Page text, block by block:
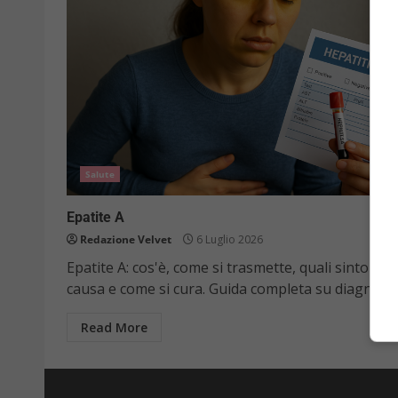
Salute
Epatite A
Redazione Velvet 6 Luglio 2026
Epatite A: cos'è, come si trasmette, quali sintomi
causa e come si cura. Guida completa su diagnosi,...
Read More